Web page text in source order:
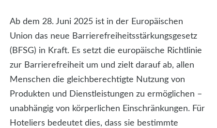
Ab dem 28. Juni 2025 ist in der Europäischen
Union das neue Barrierefreiheitsstärkungsgesetz
(BFSG) in Kraft. Es setzt die europäische Richtlinie
zur Barrierefreiheit um und zielt darauf ab, allen
Menschen die gleichberechtigte Nutzung von
Produkten und Dienstleistungen zu ermöglichen –
unabhängig von körperlichen Einschränkungen. Für
Hoteliers bedeutet dies, dass sie bestimmte